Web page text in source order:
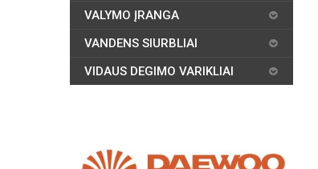
VALYMO ĮRANGA
VANDENS SIURBLIAI
VIDAUS DEGIMO VARIKLIAI